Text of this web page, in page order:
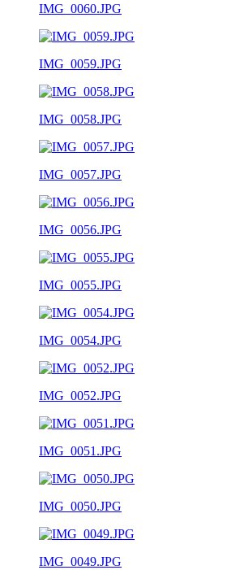
IMG_0060.JPG
IMG_0059.JPG
IMG_0058.JPG
IMG_0057.JPG
IMG_0056.JPG
IMG_0055.JPG
IMG_0054.JPG
IMG_0052.JPG
IMG_0051.JPG
IMG_0050.JPG
IMG_0049.JPG